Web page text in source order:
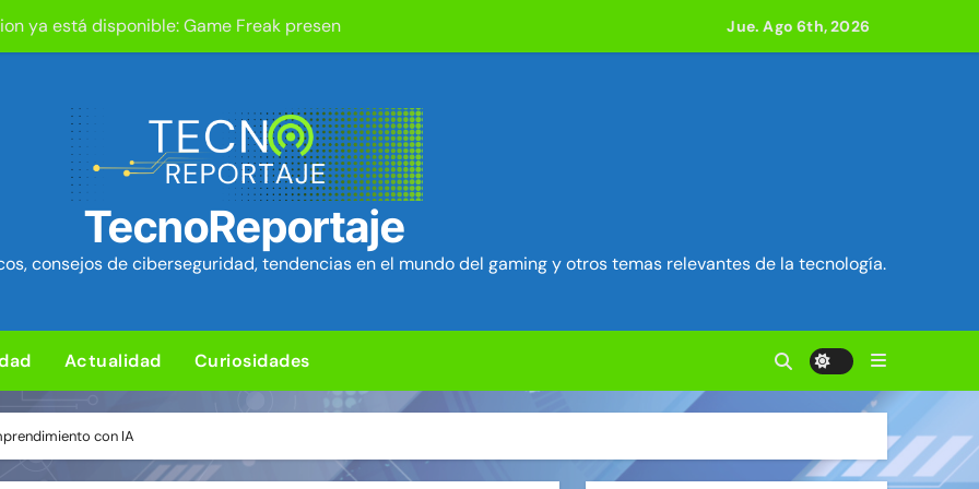
Security Project ~ Segu-Info
para sorprender con pocos ingredientes
ciberataques que interrumpen los servicios de agua en Estados Unidos ~ Segu-Info
84 fallos en los núcleos 4G y 5G, incluido un fallo de secuestro de sesión ~ Segu-Info
hardware de Coldcard permite robar ~1.400 btc ~ Segu-Info
corrigen 1.442 fallos, más que las 23 actualizaciones anteriores juntas ~ Segu-Info
en el kernel de Linux (OVSwrap) con exploit activo afecta 800 compilaciones
Jue. Ago 6th, 2026
TecnoReportaje
consejos de ciberseguridad, tendencias en el mundo del gaming y otros temas relevantes de la tecnología.
Actualidad Curiosidades
con IA